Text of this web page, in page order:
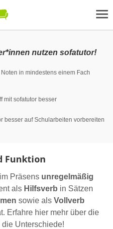
nutzen sofatutor!
in mindestens einem Fach
mit sofatutor besser
besser auf Schularbeiten vorbereiten
Funktion
Präsens unregelmäßig
als Hilfsverb in Sätzen
sowie als Vollverb
Erfahre hier mehr über die
Unterschiede!